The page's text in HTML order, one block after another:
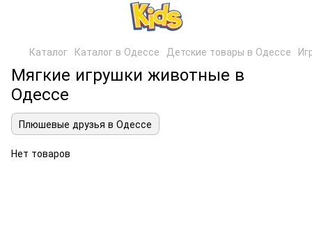
Каталог Каталог в Одессе Детские товары в Одессе
Мягкие игрушки животные в
Одессе
Плюшевые друзья в Одессе
Нет товаров